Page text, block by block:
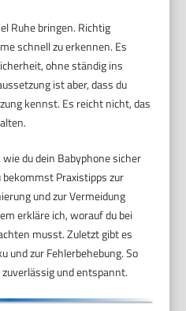
Ruhe bringen. Richtig
schnell zu erkennen. Es
ohne ständig ins
ist aber, dass du
kennst. Es reicht nicht, das
du dein Babyphone sicher
Praxistipps zur
und zur Vermeidung
erkläre ich, worauf du bei
musst. Zuletzt gibt es
und zur Fehlerbehebung. So
und entspannt.